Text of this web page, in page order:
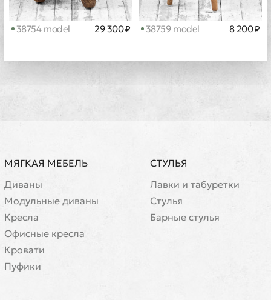
38754 model 29 300 ₽ 38759 model 8 200 ₽
МЯГКАЯ МЕБЕЛЬ
Диваны
Модульные диваны
Кресла
Офисные кресла
Кровати
Пуфики
СТУЛЬЯ
Лавки и табуретки
Стулья
Барные стулья